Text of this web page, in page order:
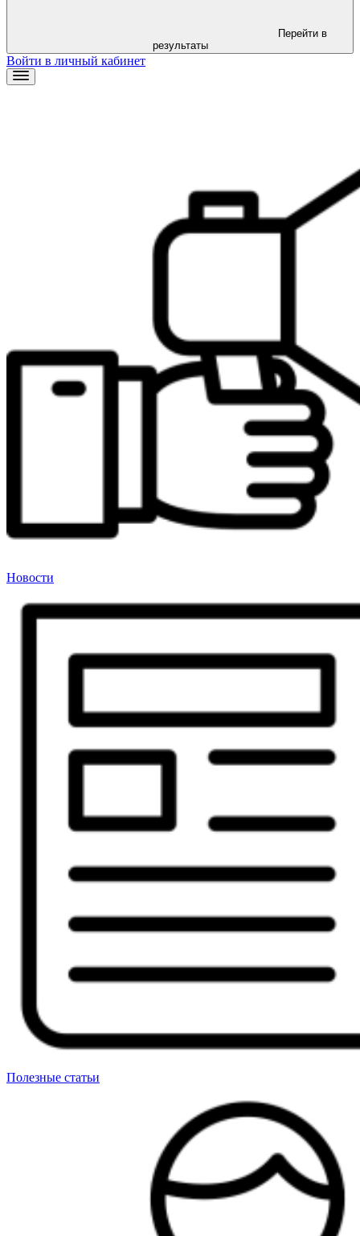
результаты
Войти в личный кабинет
Новости
Полезные статьи